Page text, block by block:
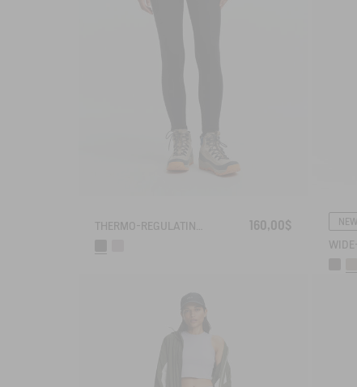
THERMO-REGULATING LEGGING 160,00$ NEW